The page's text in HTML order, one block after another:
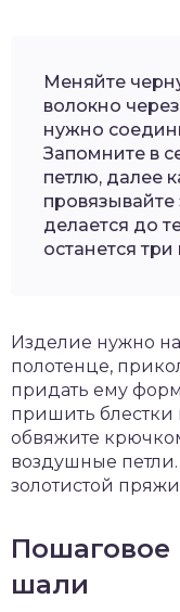
Меняйте
волокно
нужно
Запомните в
петлю, далее
провязывайте
делается до
останется три
Изделие нужно
полотенце,
придать ему
пришить
обвяжите
воздушные
золотистой
Пошаговое
шали